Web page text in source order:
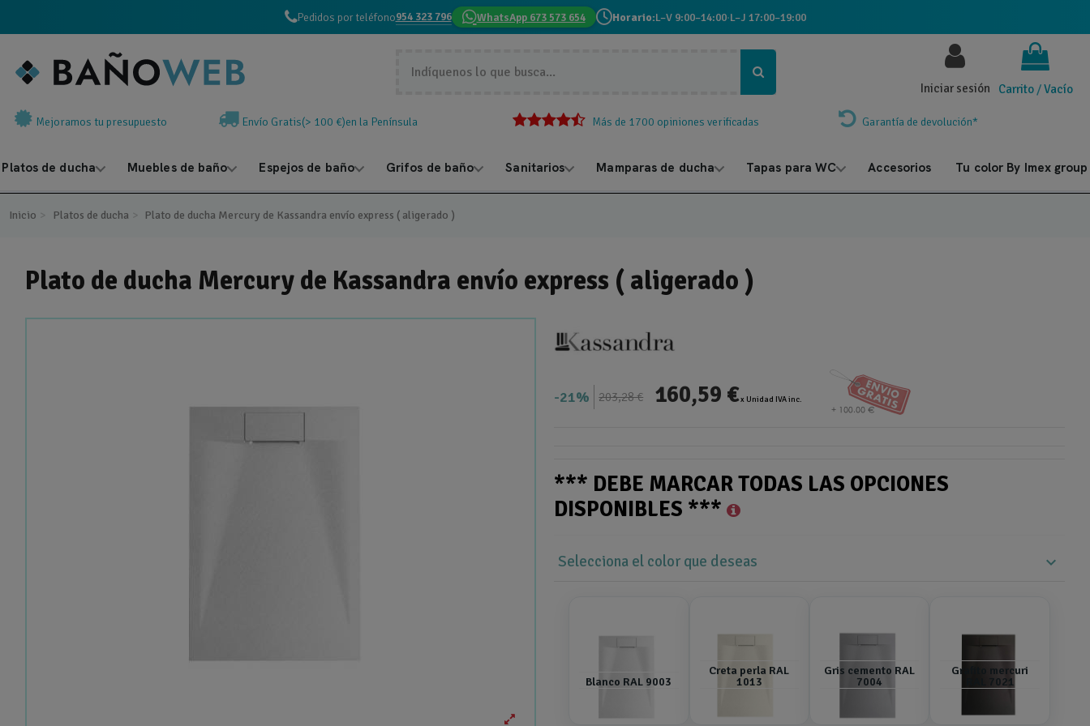
Pedidos por teléfono954 323 796 WhatsApp 673 573 654 Horario:L–V 9:00–14:00·L–J 17:00–19:00
Carrito /Vacío
Iniciar sesión
Mejoramos tu presupuesto Envío Gratis(> 100 €)en la Península Más de 1700 opiniones verificadas Garantía de devolución*
Platos de ducha Muebles de baño Espejos de baño Grifos de baño Sanitarios Mamparas de ducha Tapas para WC Accesorios Tu color By Imex group
Inicio Platos de ducha Plato de ducha Mercury de Kassandra envío express ( aligerado )
Plato de ducha Mercury de Kassandra envío express ( aligerado )
21% 203,28 € 160,59 €x Unidad IVA inc.
*** DEBE MARCAR TODAS LAS OPCIONES
DISPONIBLES ***
Selecciona el color que deseas expand_more
Blanco RAL 9003
Creta perla RAL
1013
Gris cemento RAL
7004
Grafito mercuri
RAL 7021